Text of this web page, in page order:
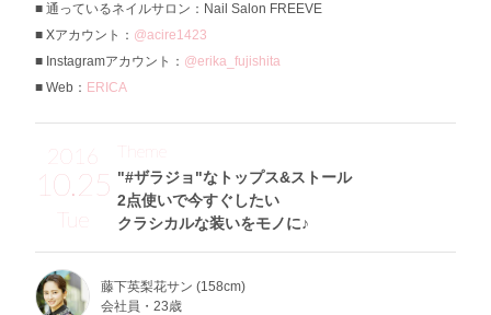
通っているネイルサロン：Nail Salon FREEVE
Xアカウント： @acire1423
Instagramアカウント： @erika_fujishita
Web： ERICA
2016
10.25
Tue
"#ザラジョ"なトップス&ストール
2点使いで今すぐしたい
クラシカルな装いをモノに♪
Theme
藤下英梨花サン (158cm)
会社員・23歳